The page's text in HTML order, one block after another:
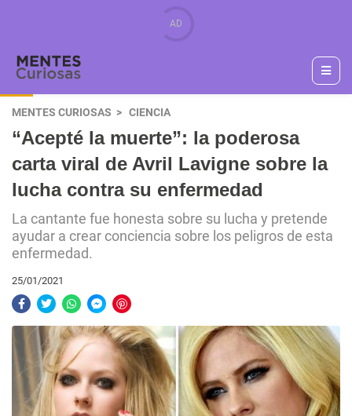
MENTES CURIOSAS CIENCIA
“Acepté la muerte”: la poderosa
carta viral de Avril Lavigne sobre la
lucha contra su enfermedad
La cantante fue honesta sobre su lucha y pretende
ayudar a crear conciencia sobre los peligros de esta
enfermedad.
25/01/2021